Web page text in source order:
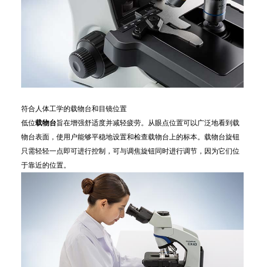
符合人体工学的载物台和目镜位置
低位载物台旨在增强舒适度并减轻疲劳。从眼点位置可以广泛地看到载
物台表面，使用户能够平稳地设置和检查载物台上的标本。载物台旋钮
只需轻轻一点即可进行控制，可与调焦旋钮同时进行调节，因为它们位
于靠近的位置。